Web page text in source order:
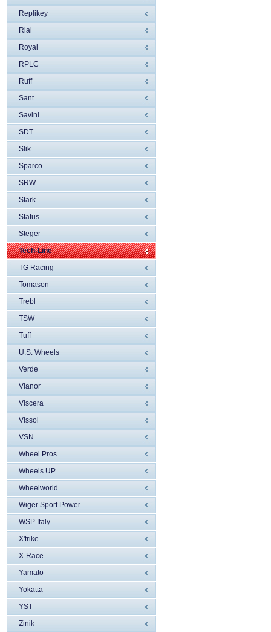
Replikey
Rial
Royal
RPLC
Ruff
Sant
Savini
SDT
Slik
Sparco
SRW
Stark
Status
Steger
Tech-Line
TG Racing
Tomason
Trebl
TSW
Tuff
U.S. Wheels
Verde
Vianor
Viscera
Vissol
VSN
Wheel Pros
Wheels UP
Wheelworld
Wiger Sport Power
WSP Italy
X'trike
X-Race
Yamato
Yokatta
YST
Zinik